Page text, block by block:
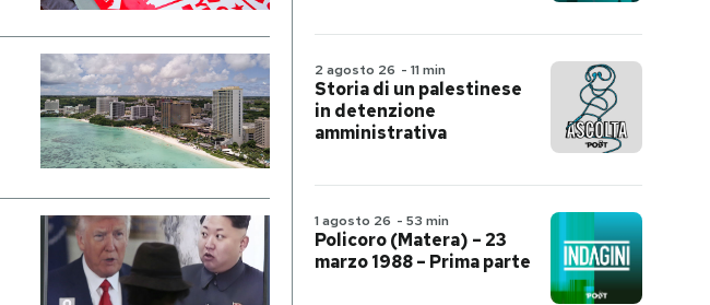
2 agosto 26 - 11 min
Storia di un palestinese
in detenzione
amministrativa
1 agosto 26 - 53 min
Policoro (Matera) – 23
marzo 1988 – Prima parte